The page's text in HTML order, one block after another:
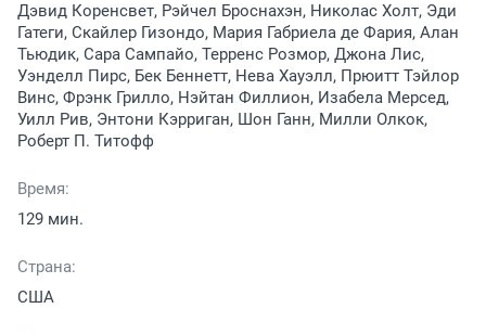
Дэвид Коренсвет, Рэйчел Броснахэн, Николас Холт, Эди
Гатеги, Скайлер Гизондо, Мария Габриела де Фария, Алан
Тьюдик, Сара Сампайо, Терренс Розмор, Джона Лис,
Уэнделл Пирс, Бек Беннетт, Нева Хауэлл, Прюитт Тэйлор
Винс, Фрэнк Грилло, Нэйтан Филлион, Изабела Мерсед,
Уилл Рив, Энтони Кэрриган, Шон Ганн, Милли Олкок,
Роберт П. Титофф
Время:
129 мин.
Страна:
США